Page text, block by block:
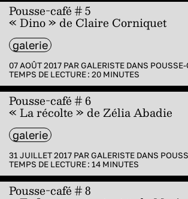
Pousse-café # 5
« Dino » de Claire Corniquet
galerie
07 AOÛT 2017 PARGALERISTE DANS POUSSE-
TEMPS DE LECTURE : 20 MINUTES
Pousse-café # 6
« La récolte » de Zélia Abadie
galerie
31 JUILLET 2017 PARGALERISTE DANS
TEMPS DE LECTURE : 14 MINUTES
Pousse-café # 8